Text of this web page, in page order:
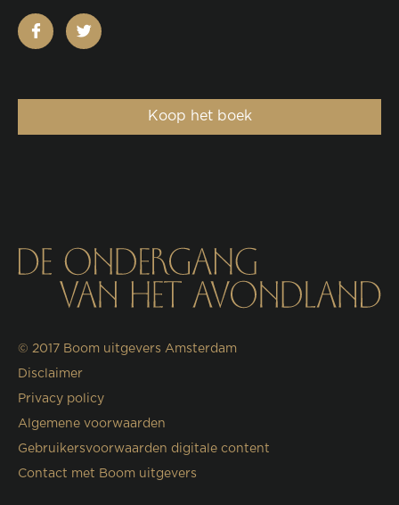
facebooktwitter
Koop het boek
© 2017 Boom uitgevers Amsterdam
Disclaimer
Privacy policy
Algemene voorwaarden
Gebruikersvoorwaarden digitale content
Contact met Boom uitgevers